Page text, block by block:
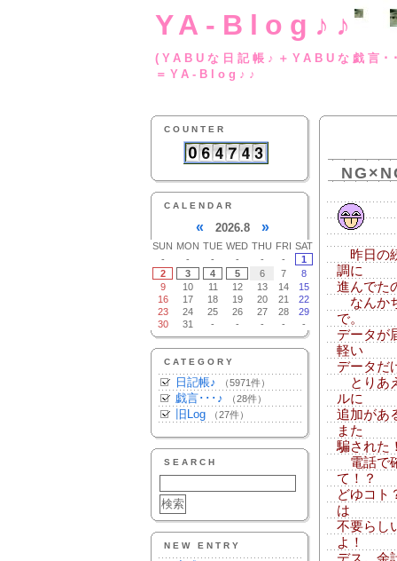
YA-Blog♪♪
(YABUな日記帳♪
＝YA-Blog♪♪
COUNTER
CALENDAR
« 2026.8 »
SUN MON TUE WED THU FRI SAT
-
- - - - -
1
2
3 4 5 6 7
8
9
10 11 12 13 14
15
16
17 18 19 20 21
22
23
24 25 26 27 28
29
30
31 - - - - -
CATEGORY
日記帳♪ （5971件）
戯言･･･♪ （28件）
旧Log （27件）
SEARCH
NEW ENTRY
昨日の
調に
進んでた
なんか
で。
データが
軽い
データだ
とりあ
ルに
追加があ
また
騙された
電話で
て！？
どゆコト
は
不要らし
よ！